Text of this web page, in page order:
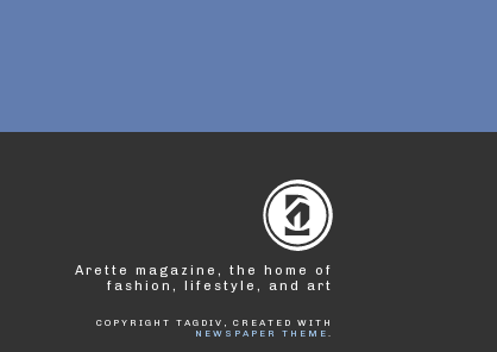
Arette magazine, the home of
fashion, lifestyle, and art
COPYRIGHT TAGDIV, CREATED WITH
NEWSPAPER THEME